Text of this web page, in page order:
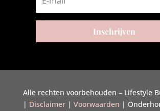
Inschrijven
Alle rechten voorbehouden – Lifestyle
| Disclaimer | Voorwaarden |